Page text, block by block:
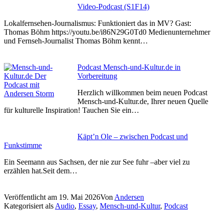
Video-Podcast (S1F14)
Lokalfernsehen-Journalismus: Funktioniert das in MV? Gast:
Thomas Böhm https://youtu.be/i86N29G0Td0 Medienunternehmer
und Fernseh-Journalist Thomas Böhm kennt…
Podcast Mensch-und-Kultur.de in
Vorbereitung
Herzlich willkommen beim neuen Podcast
Mensch-und-Kultur.de, Ihrer neuen Quelle
für kulturelle Inspiration! Tauchen Sie ein…
Käpt’n Ole – zwischen Podcast und
Funkstimme
Ein Seemann aus Sachsen, der nie zur See fuhr –aber viel zu
erzählen hat.Seit dem…
Veröffentlicht am 19. Mai 2026Von Andersen
Kategorisiert als Audio, Essay, Mensch-und-Kultur, Podcast